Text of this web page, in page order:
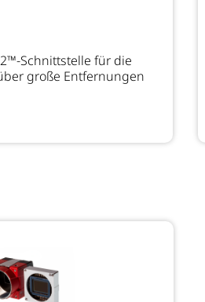
Schnittstelle für die
große Entfernungen